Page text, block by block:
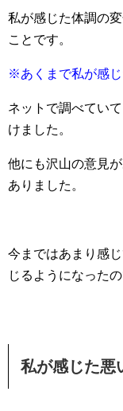
私が感じた体調の変
ことです。
※あくまで私が感
ネットで調べてい
けました。
他にも沢山の意見
ありました。
今まではあまり感
じるようになった
私が感じた悪